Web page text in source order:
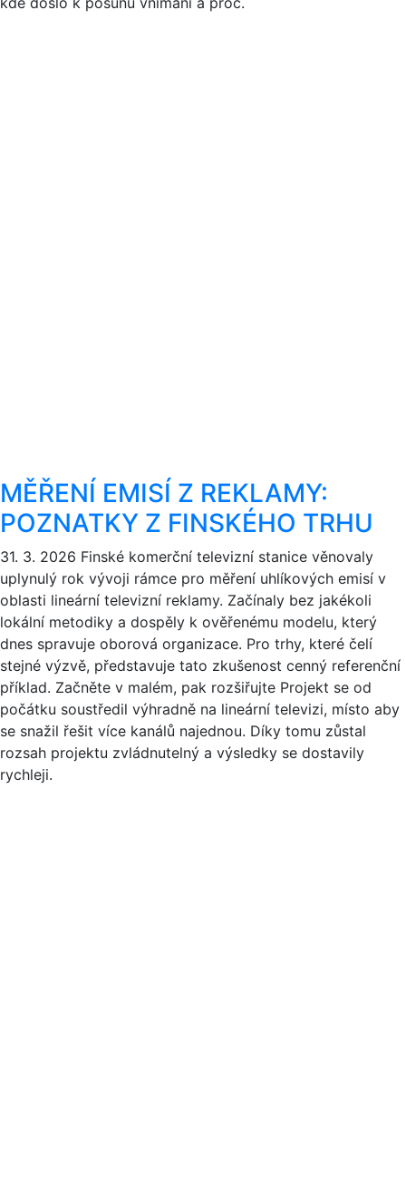
MĚŘENÍ EMISÍ Z REKLAMY:
POZNATKY Z FINSKÉHO TRHU
31. 3. 2026 Finské komerční televizní stanice věnovaly
uplynulý rok vývoji rámce pro měření uhlíkových emisí v
oblasti lineární televizní reklamy. Začínaly bez jakékoli
lokální metodiky a dospěly k ověřenému modelu, který
dnes spravuje oborová organizace. Pro trhy, které čelí
stejné výzvě, představuje tato zkušenost cenný referenční
příklad. Začněte v malém, pak rozšiřujte Projekt se od
počátku soustředil výhradně na lineární televizi, místo aby
se snažil řešit více kanálů najednou. Díky tomu zůstal
rozsah projektu zvládnutelný a výsledky se dostavily
rychleji.